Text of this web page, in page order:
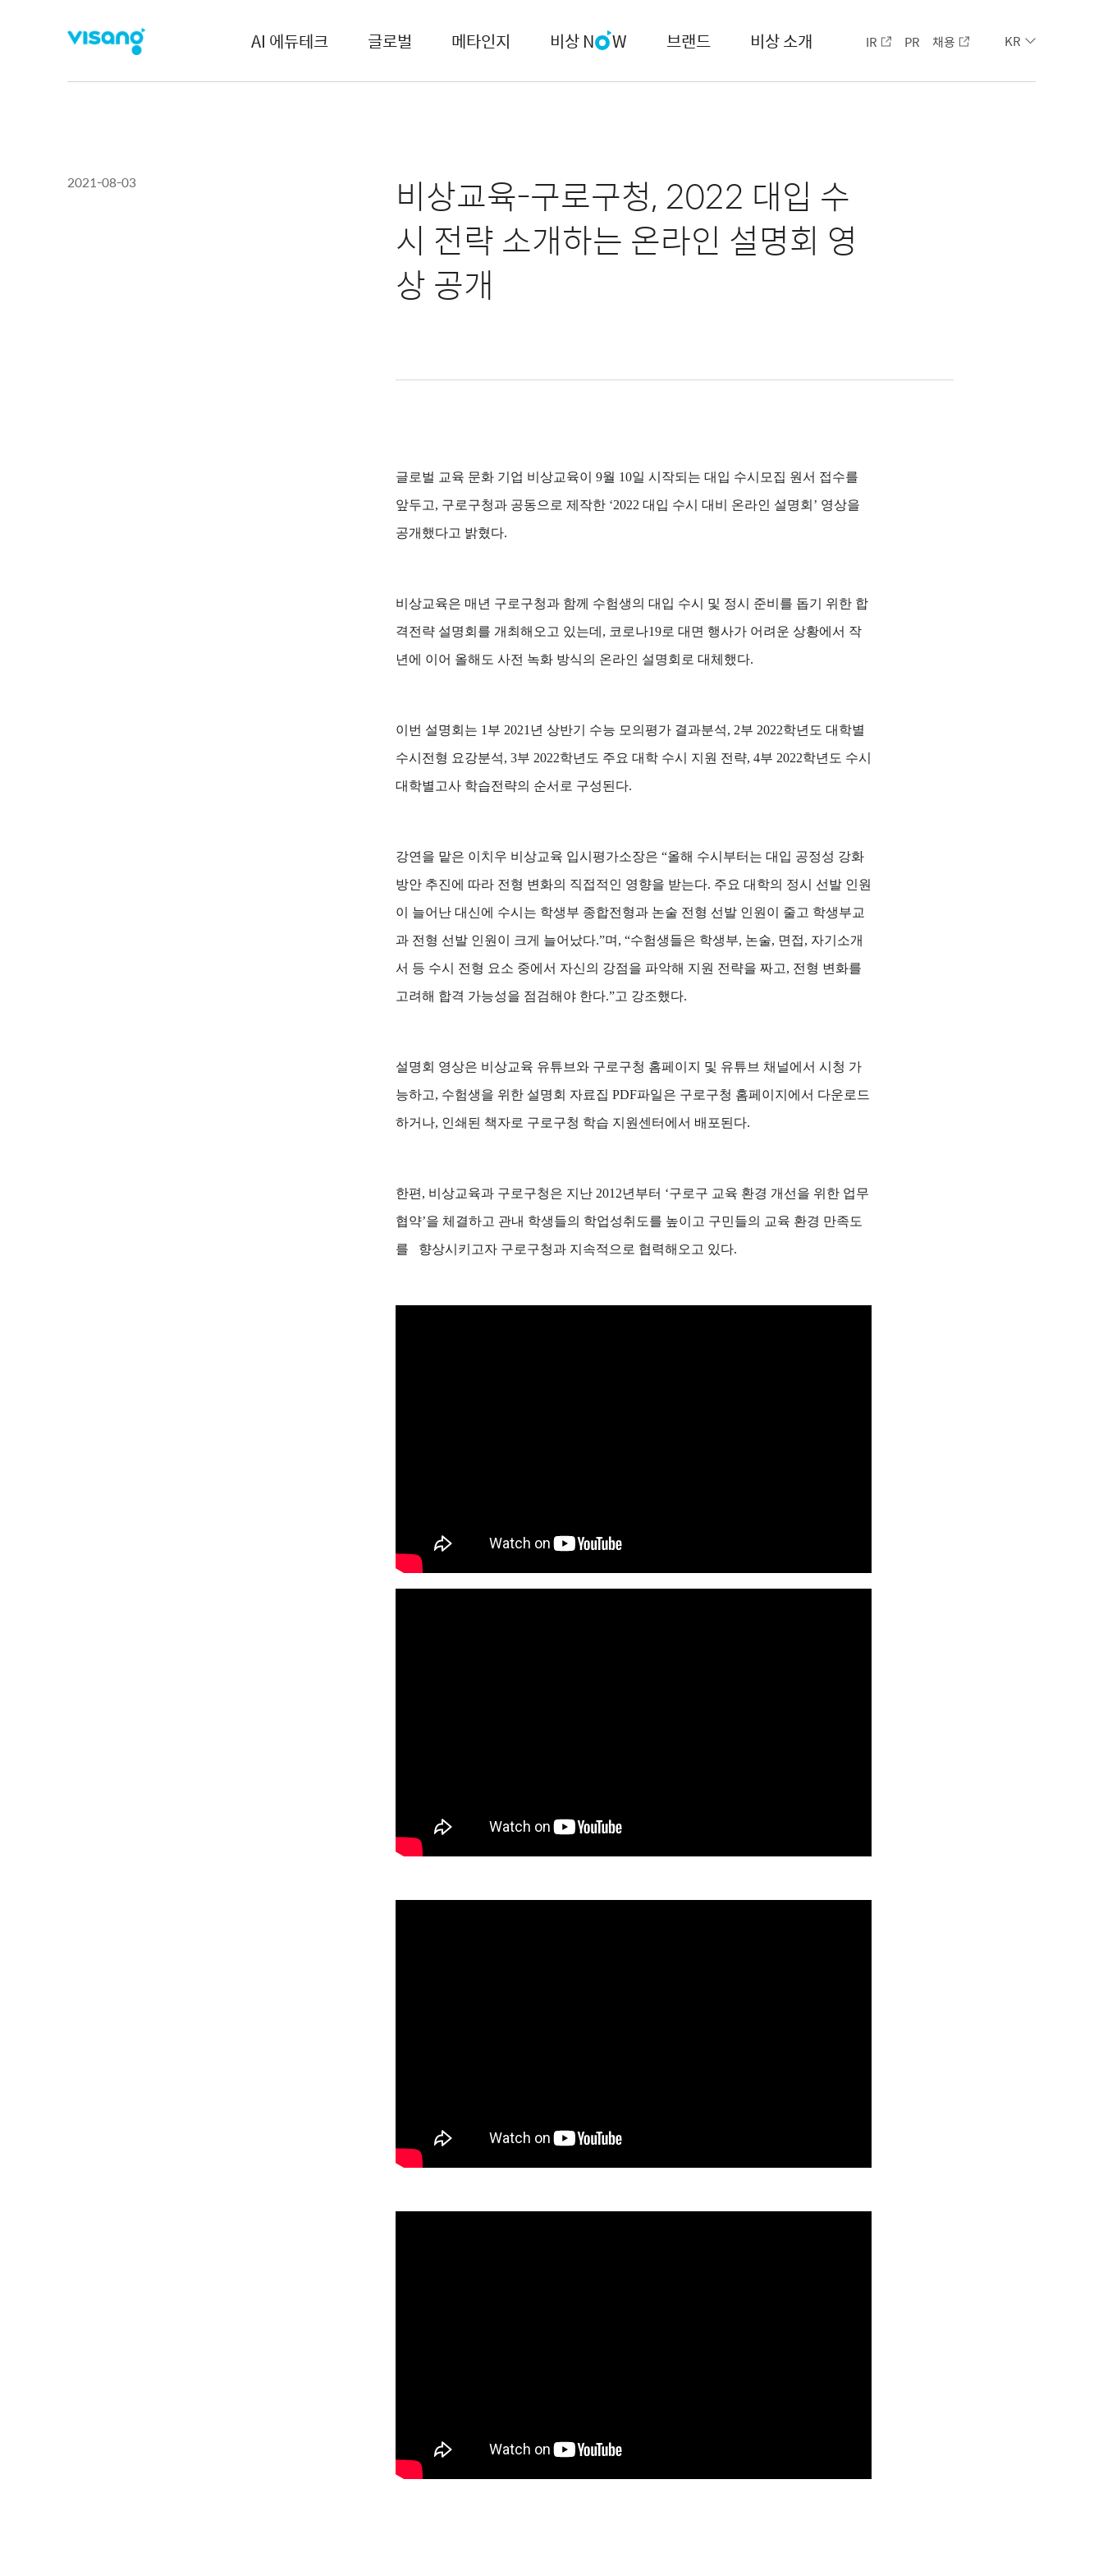
AI 에듀테크 글로벌 메타인지 비상 N W 브랜드 비상 소개 IR PR 채용 KR
2021-08-03
비상교육-구로구청, 2022 대입 수
시 전략 소개하는 온라인 설명회 영
상 공개
글로벌 교육 문화 기업 비상교육이 9월 10일 시작되는 대입 수시모집 원서 접수를
앞두고, 구로구청과 공동으로 제작한 ‘2022 대입 수시 대비 온라인 설명회’ 영상을
공개했다고 밝혔다.
비상교육은 매년 구로구청과 함께 수험생의 대입 수시 및 정시 준비를 돕기 위한 합
격전략 설명회를 개최해오고 있는데, 코로나19로 대면 행사가 어려운 상황에서 작
년에 이어 올해도 사전 녹화 방식의 온라인 설명회로 대체했다.
이번 설명회는 1부 2021년 상반기 수능 모의평가 결과분석, 2부 2022학년도 대학별
수시전형 요강분석, 3부 2022학년도 주요 대학 수시 지원 전략, 4부 2022학년도 수시
대학별고사 학습전략의 순서로 구성된다.
강연을 맡은 이치우 비상교육 입시평가소장은 “올해 수시부터는 대입 공정성 강화
방안 추진에 따라 전형 변화의 직접적인 영향을 받는다. 주요 대학의 정시 선발 인원
이 늘어난 대신에 수시는 학생부 종합전형과 논술 전형 선발 인원이 줄고 학생부교
과 전형 선발 인원이 크게 늘어났다.”며, “수험생들은 학생부, 논술, 면접, 자기소개
서 등 수시 전형 요소 중에서 자신의 강점을 파악해 지원 전략을 짜고, 전형 변화를
고려해 합격 가능성을 점검해야 한다.”고 강조했다.
설명회 영상은 비상교육 유튜브와 구로구청 홈페이지 및 유튜브 채널에서 시청 가
능하고, 수험생을 위한 설명회 자료집 PDF파일은 구로구청 홈페이지에서 다운로드
하거나, 인쇄된 책자로 구로구청 학습 지원센터에서 배포된다.
한편, 비상교육과 구로구청은 지난 2012년부터 ‘구로구 교육 환경 개선을 위한 업무
협약’을 체결하고 관내 학생들의 학업성취도를 높이고 구민들의 교육 환경 만족도
를 향상시키고자 구로구청과 지속적으로 협력해오고 있다.